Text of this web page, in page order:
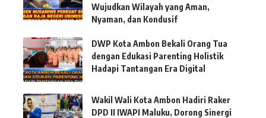
Wujudkan Wilayah yang Aman,
Nyaman, dan Kondusif
DWP Kota Ambon Bekali Orang Tua
dengan Edukasi Parenting Holistik
Hadapi Tantangan Era Digital
Wakil Wali Kota Ambon Hadiri Raker
DPD II IWAPI Maluku, Dorong Sinergi